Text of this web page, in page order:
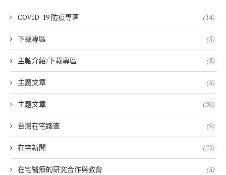
COVID-19 防疫專區 (14)
下載專區 (5)
主軸介紹/下載專區 (5)
主題文章 (5)
主題文章 (30)
台灣在宅踏查 (9)
在宅新聞 (22)
在宅醫療的研究合作與教育 (5)